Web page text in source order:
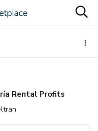
Rental Profits